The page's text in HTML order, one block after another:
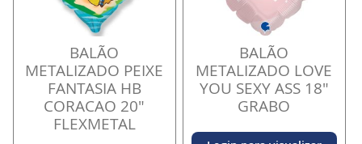
BALÃO
METALIZADO PEIXE
FANTASIA HB
CORACAO 20"
FLEXMETAL
BALÃO
METALIZADO LOVE
YOU SEXY ASS 18"
GRABO